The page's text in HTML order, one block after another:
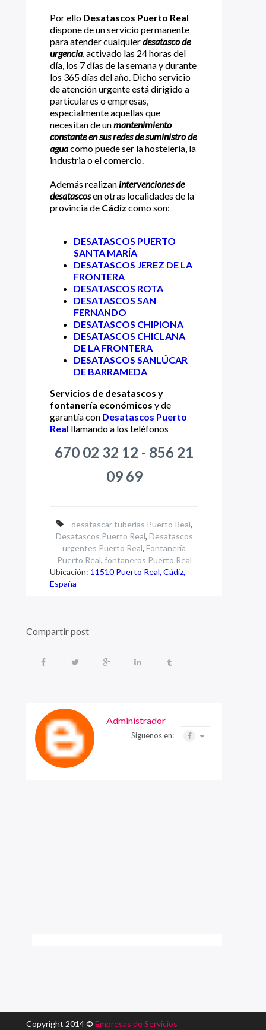
Por ello Desatascos Puerto Real
dispone de un servicio permanente
para atender cualquierdesatasco de
urgencia, activado las 24 horas del
día, los 7 días de la semana y durante
los 365 días del año. Dicho servicio
de atención urgente está dirigido a
particulares o empresas,
especialmente aquellas que
necesitan de unmantenimiento
constante en sus redes de suministro de
aguacomo puede ser la hostelería, la
industria o el comercio.
Además realizan intervenciones de
desatascosen otras localidades de la
provincia de Cádiz como son:
DESATASCOS PUERTO
SANTA MARÍA
DESATASCOS JEREZ DE LA
FRONTERA
DESATASCOS ROTA
DESATASCOS SAN
FERNANDO
DESATASCOS CHIPIONA
DESATASCOS CHICLANA
DE LA FRONTERA
DESATASCOS SANLÚCAR
DE BARRAMEDA
Servicios de desatascos y
fontanería económicos y de
garantía con Desatascos Puerto
Real llamando a los teléfonos
670 02 32 12 - 856 21
09 69
desatascar tuberías Puerto Real,
Desatascos Puerto Real, Desatascos
urgentes Puerto Real, Fontanería
Puerto Real, fontaneros Puerto Real
Ubicación: 11510 Puerto Real, Cádiz,
España
Compartir post
Administrador
Siguenos en:
Copyright 2014 © Empresas de Servicios